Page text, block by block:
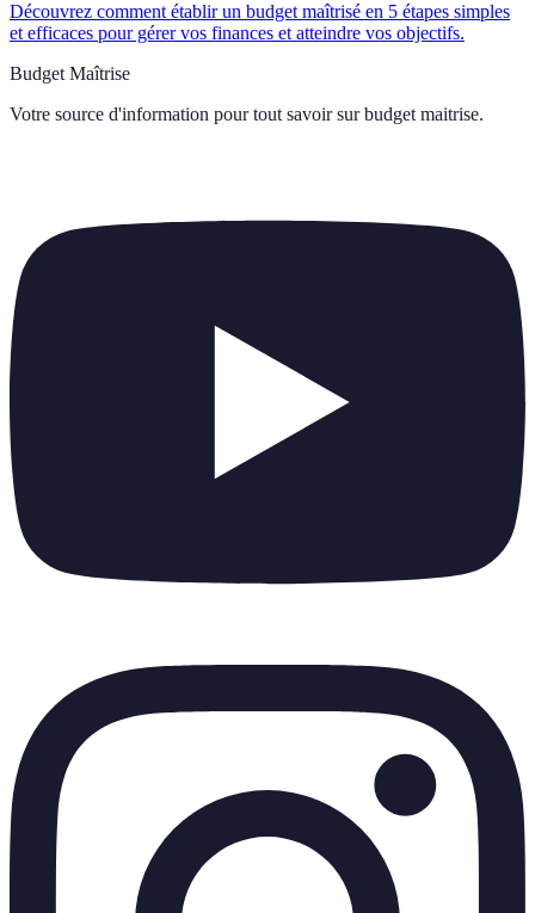
Découvrez comment établir un budget maîtrisé en 5 étapes simples
et efficaces pour gérer vos finances et atteindre vos objectifs.
Budget Maîtrise
Votre source d'information pour tout savoir sur budget maitrise.